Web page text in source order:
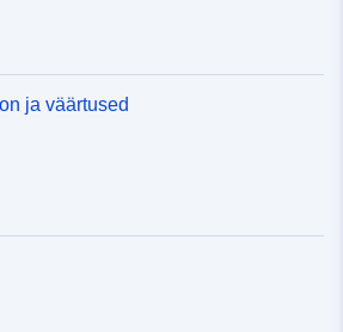
ja väärtused